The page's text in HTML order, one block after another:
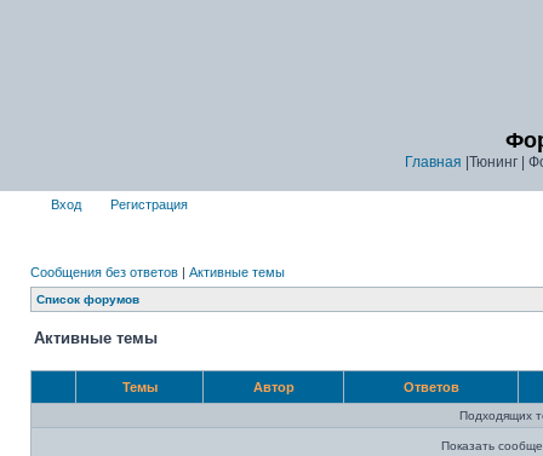
Главная |Тюнинг |
Вход Регистрация
Сообщения без ответов | Активные темы
Список форумов
Активные темы
Темы Автор Ответов
Подходящих
Показать